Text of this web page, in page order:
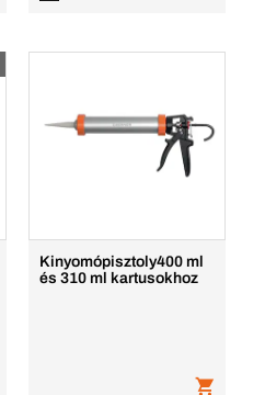
Kinyomópisztoly400 ml
és 310 ml kartusokhoz